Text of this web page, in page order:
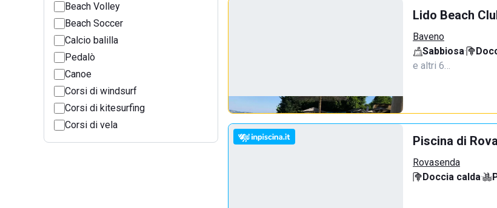
Beach Volley
Beach Soccer
Calcio balilla
Pedalò
Canoe
Corsi di windsurf
Corsi di kitesurfing
Corsi di vela
Lido Beach
Baveno
Sabbiosa·
e altri 6…
Piscina di
Rovasenda
Doccia calda·